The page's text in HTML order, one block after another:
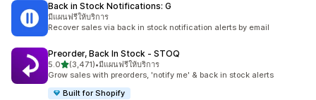
Back in Stock Notifications: G
มีแผนฟรีให้บริการ
Recover sales via back in stock notification alerts by email
Preorder, Back In Stock ‑ STOQ
5.0เต็ม 5 ดาว
(3,471)
ทั้งหมด 3471 รีวิว
•มีแผนฟรีให้บริการ
Grow sales with preorders, 'notify me' & back in stock alerts
Built for Shopify